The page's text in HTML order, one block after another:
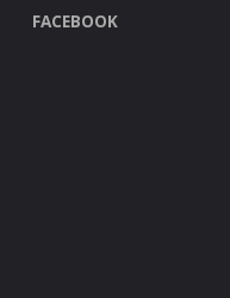
FACEBOOK